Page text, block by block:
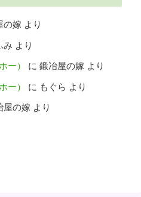
の嫁 より
み より
ー） に 鍛冶屋の嫁 より
ー） に もぐら より
屋の嫁 より